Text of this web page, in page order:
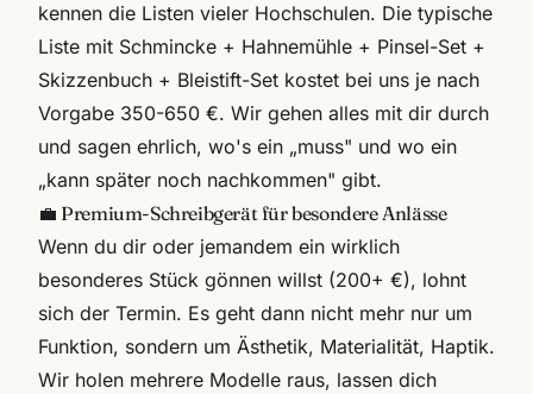
kennen die Listen vieler Hochschulen. Die typische
Liste mit Schmincke + Hahnemühle + Pinsel-Set +
Skizzenbuch + Bleistift-Set kostet bei uns je nach
Vorgabe 350-650 €. Wir gehen alles mit dir durch
und sagen ehrlich, wo's ein „muss" und wo ein
„kann später noch nachkommen" gibt.
💼 Premium-Schreibgerät für besondere Anlässe
Wenn du dir oder jemandem ein wirklich
besonderes Stück gönnen willst (200+ €), lohnt
sich der Termin. Es geht dann nicht mehr nur um
Funktion, sondern um Ästhetik, Materialität, Haptik.
Wir holen mehrere Modelle raus, lassen dich